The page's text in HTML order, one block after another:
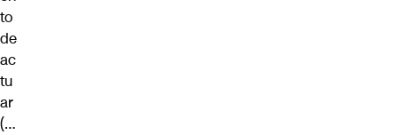
to
de
ac
tu
ar
(…